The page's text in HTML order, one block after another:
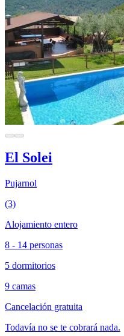
El Solei
Pujarnol
(3)
Alojamiento entero
8 - 14 personas
5 dormitorios
9 camas
Cancelación gratuita
Todavía no se te cobrará nada.